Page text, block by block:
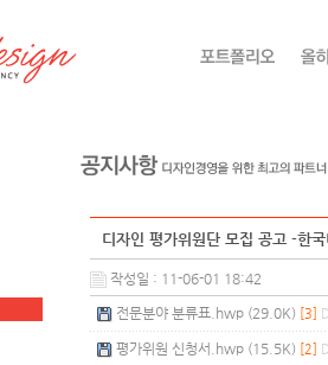
디자인 평가위원단 모집 공고 -한
작성일 : 11-06-01 18:42
전문분야 분류표.hwp (29.0K) [3]
평가위원 신청서.hwp (15.5K) [2]